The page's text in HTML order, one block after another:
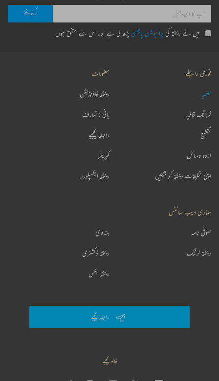
میں نے ریختہ کی پرائیویسی پالیسی پڑھ لی ہے اور اس سے متفق ہوں
فوری رابطے
عطیہ
فرہنگ قافیہ
تقطیع
اردو وسائل
اپنی تخلیقات ریختہ کو بھیجیں
معلومات
ریختہ فاؤنڈیشن
بانی : تعارف
رابطہ کیجیے
کیریئر
ریختہ ایکسپلورر
ہماری ویب سائٹس
ہندوی صوفی نامہ
ریختہ ڈکشنری ریختہ لرننگ
ریختہ بکس
رابطہ کیجیے
فالو کیجیے